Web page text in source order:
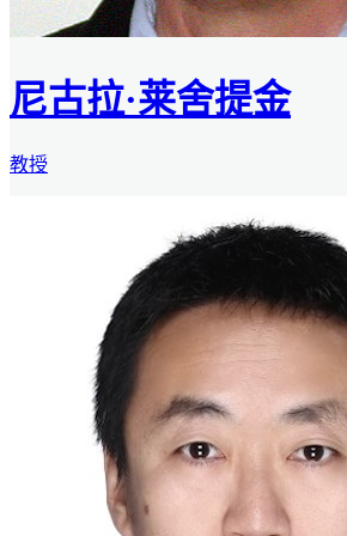
尼古拉·莱舍提金
教授